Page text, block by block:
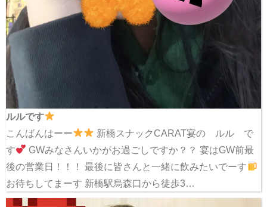
ルルです
こんばんはーー
新橋スナックCARAT宴の ルル で
す
GWみなさんいかがお過ごしですか？？ 宴はGW前最
後の営業日！！！ 最後に皆さんと一緒に飲みたいでーす
お待ちしてまーす 新橋駅烏森口から徒歩3…